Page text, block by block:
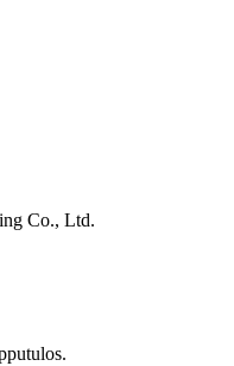
Co., Ltd.